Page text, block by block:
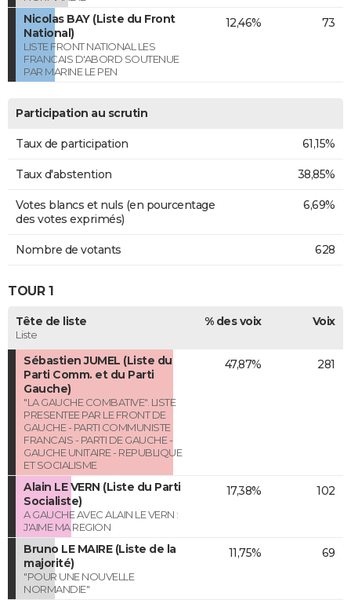
Nicolas BAY (Liste du Front
National)
LISTE FRONT NATIONAL LES
FRANCAIS D'ABORD SOUTENUE
PAR MARINE LE PEN
12,46% 73
Participation au scrutin
Taux de participation 61,15%
Taux d'abstention 38,85%
Votes blancs et nuls (en pourcentage
des votes exprimés)
6,69%
Nombre de votants 628
TOUR 1
Tête de liste
Liste
% des voix Voix
Sébastien JUMEL (Liste du
Parti Comm. et du Parti
Gauche)
"LA GAUCHE COMBATIVE". LISTE
PRESENTEE PAR LE FRONT DE
GAUCHE - PARTI COMMUNISTE
FRANCAIS - PARTI DE GAUCHE -
GAUCHE UNITAIRE - REPUBLIQUE
ET SOCIALISME
47,87% 281
Alain LE VERN (Liste du Parti
Socialiste)
A GAUCHE AVEC ALAIN LE VERN :
J'AIME MA REGION
17,38% 102
Bruno LE MAIRE (Liste de la
majorité)
"POUR UNE NOUVELLE
NORMANDIE"
11,75% 69